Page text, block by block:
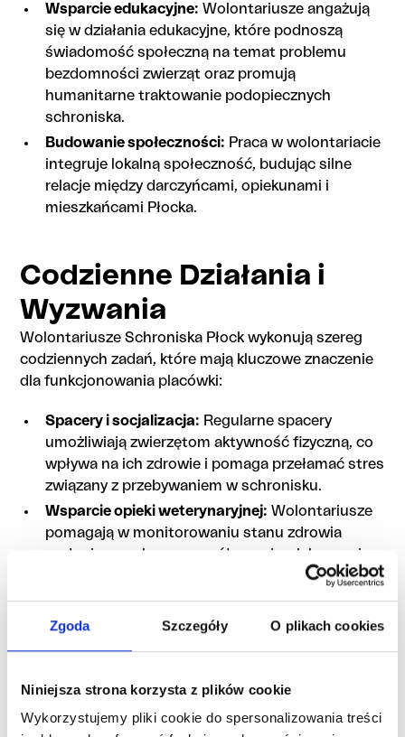
Zgoda Szczegóły O plikach cookies
Niniejsza strona korzysta z plików cookie
Wykorzystujemy pliki cookie do spersonalizowania treści
Wsparcie edukacyjne: Wolontariusze angażują
się w działania edukacyjne, które podnoszą
świadomość społeczną na temat problemu
bezdomności zwierząt oraz promują
humanitarne traktowanie podopiecznych
schroniska.
Budowanie społeczności: Praca w wolontariacie
integruje lokalną społeczność, budując silne
relacje między darczyńcami, opiekunami i
mieszkańcami Płocka.
Codzienne Działania i
Wyzwania
Wolontariusze Schroniska Płock wykonują szereg
codziennych zadań, które mają kluczowe znaczenie
dla funkcjonowania placówki:
Spacery i socjalizacja: Regularne spacery
umożliwiają zwierzętom aktywność fizyczną, co
wpływa na ich zdrowie i pomaga przełamać stres
związany z przebywaniem w schronisku.
Wsparcie opieki weterynaryjnej: Wolontariusze
pomagają w monitorowaniu stanu zdrowia
podopiecznych oraz współpracują z lekarzami
weterynarii, by zapewnić im niezbędną opiekę
medyczną.
Organizacja eventów i kampanii adopcyjnych:
adopcyjnych to nie tylko forma promocji
schroniska, ale także sposób na budowanie
pozytywnego wizerunku i pozyskiwanie nowych